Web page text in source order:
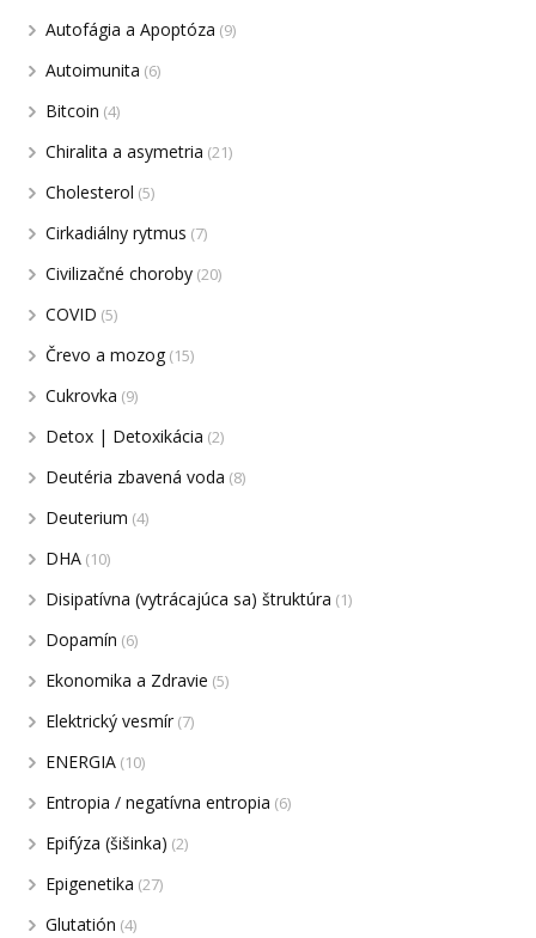
Autofágia a Apoptóza (9)
Autoimunita (6)
Bitcoin (4)
Chiralita a asymetria (21)
Cholesterol (5)
Cirkadiálny rytmus (7)
Civilizačné choroby (20)
COVID (5)
Črevo a mozog (15)
Cukrovka (9)
Detox | Detoxikácia (2)
Deutéria zbavená voda (8)
Deuterium (4)
DHA (10)
Disipatívna (vytrácajúca sa) štruktúra (1)
Dopamín (6)
Ekonomika a Zdravie (5)
Elektrický vesmír (7)
ENERGIA (10)
Entropia / negatívna entropia (6)
Epifýza (šišinka) (2)
Epigenetika (27)
Glutatión (4)